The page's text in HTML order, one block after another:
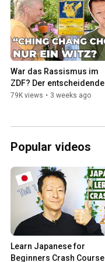
War das Rassismus im
ZDF? Der entscheidende
Unterschied
79K views • 3 weeks ago
Popular videos
Learn Japanese for
Beginners Crash Course